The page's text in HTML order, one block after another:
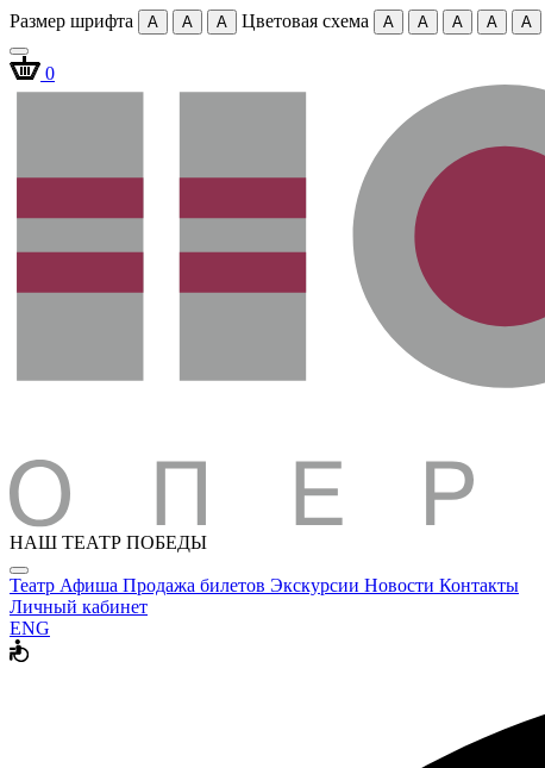
Размер шрифта A A A Цветовая схема A A A A A
0
НАШ ТЕАТР ПОБЕДЫ
Театр Афиша Продажа билетов Экскурсии Новости Контакты
Личный кабинет
ENG